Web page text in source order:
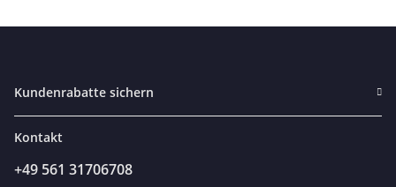
Kundenrabatte sichern
Kontakt
+49 561 31706708